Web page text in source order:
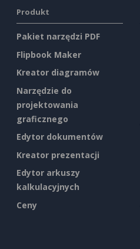
Produkt
Pakiet narzędzi PDF
Flipbook Maker
Kreator diagramów
Narzędzie do
projektowania
graficznego
Edytor dokumentów
Kreator prezentacji
Edytor arkuszy
kalkulacyjnych
Ceny